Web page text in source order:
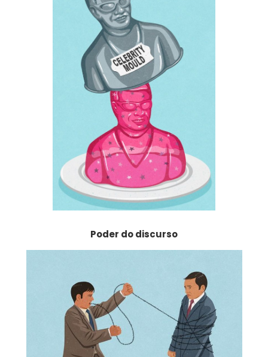
Poder do discurso